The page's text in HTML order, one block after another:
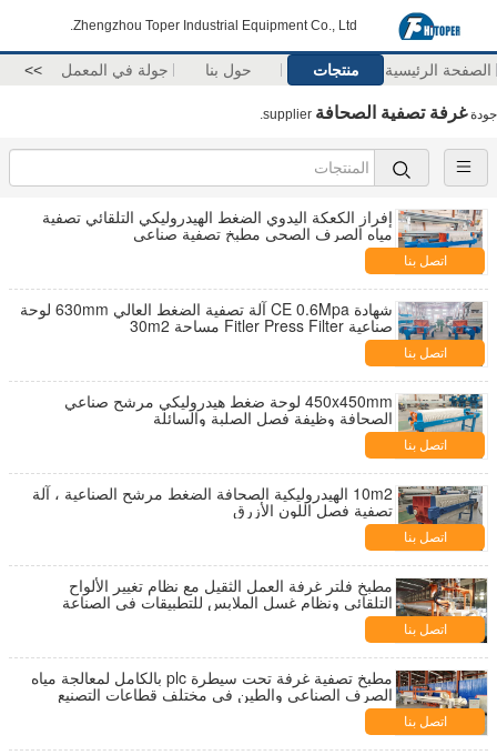
Zhengzhou Toper Industrial Equipment Co., Ltd.
الصفحة الرئيسية منتجات حول بنا جولة في المعمل >>
جودةغرفة تصفية الصحافة
إفراز الكعكة اليدوي الضغط الهيدروليكي التلقائي تصفية
مياه الصرف الصحي مطبخ تصفية صناعي
اتصل بنا
شهادة CE 0.6Mpa آلة تصفية الضغط العالي 630mm لوحة
صناعية Fitler Press Filter مساحة 30m2
اتصل بنا
450x450mm لوحة ضغط هيدروليكي مرشح صناعي
الصحافة وظيفة فصل الصلبة والسائلة
اتصل بنا
10m2 الهيدروليكية الصحافة الضغط مرشح الصناعية ، آلة
تصفية فصل اللون الأزرق
اتصل بنا
مطبخ فلتر غرفة العمل الثقيل مع نظام تغيير الألواح
التلقائي ونظام غسل الملابس للتطبيقات في الصناعة
الكيميائية اتصل بنا
مطبخ تصفية غرفة تحت سيطرة plc بالكامل لمعالجة مياه
الصرف الصناعي والطين في مختلف قطاعات التصنيع
اتصل بنا